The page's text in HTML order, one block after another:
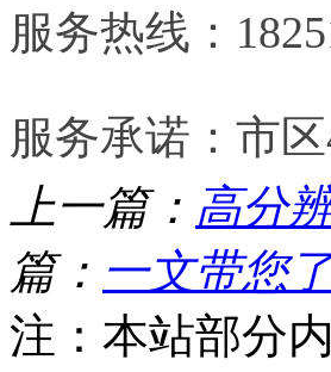
服务热线：
服务承诺：市
上一篇： 高分
篇： 一文带您
注：本站部分